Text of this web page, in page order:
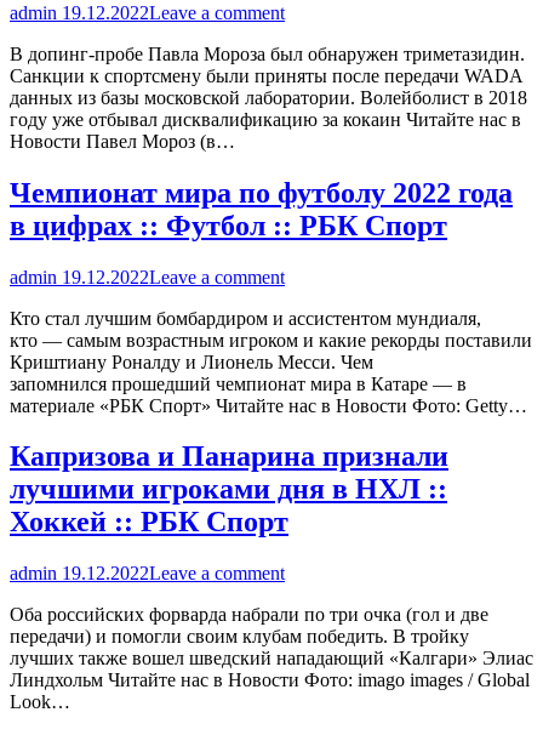
admin 19.12.2022Leave a comment
В допинг-пробе Павла Мороза был обнаружен триметазидин.
Санкции к спортсмену были приняты после передачи WADA
данных из базы московской лаборатории. Волейболист в 2018
году уже отбывал дисквалификацию за кокаин Читайте нас в
Новости Павел Мороз (в…
Чемпионат мира по футболу 2022 года
в цифрах :: Футбол :: РБК Спорт
admin 19.12.2022Leave a comment
Кто стал лучшим бомбардиром и ассистентом мундиаля,
кто — самым возрастным игроком и какие рекорды поставили
Криштиану Роналду и Лионель Месси. Чем
запомнился прошедший чемпионат мира в Катаре — в
материале «РБК Спорт» Читайте нас в Новости Фото: Getty…
Капризова и Панарина признали
лучшими игроками дня в НХЛ ::
Хоккей :: РБК Спорт
admin 19.12.2022Leave a comment
Оба российских форварда набрали по три очка (гол и две
передачи) и помогли своим клубам победить. В тройку
лучших также вошел шведский нападающий «Калгари» Элиас
Линдхольм Читайте нас в Новости Фото: imago images / Global
Look…